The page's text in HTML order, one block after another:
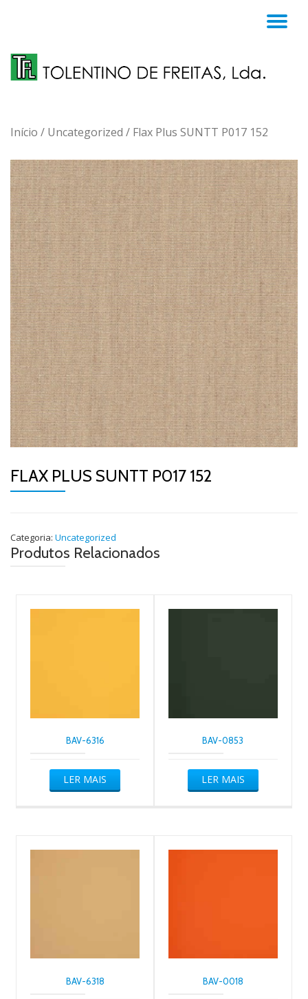
content
Início / Uncategorized / Flax Plus SUNTT P017 152
FLAX PLUS SUNTT P017 152
Categoria: Uncategorized
Produtos Relacionados
BAV-6316
LER MAIS
BAV-0853
LER MAIS
BAV-6318 BAV-0018